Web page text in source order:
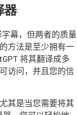
器
幕，但两者的质量
方法是至少拥有一
将其翻译成多
访问，并且您的信
其是当您需要将其